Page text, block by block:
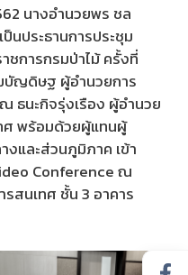
นางอำนวยพร ชล
นประธานการประชุม
การกรมป่าไม้ ครั้งที่
บัญดิษฐ ผู้อำนวยการ
ธนะกิจรุ่งเรือง ผู้อำนวย
ศ พร้อมด้วยผู้แทนผู้
และส่วนภูมิภาค เข้า
Conference ณ
สนเทศ ชั้น 3 อาคาร